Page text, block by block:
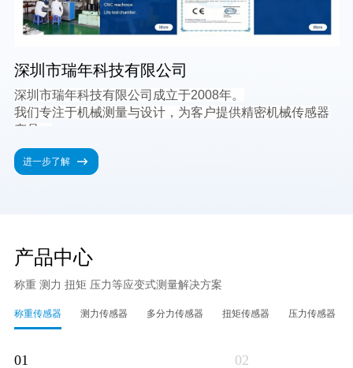
深圳市瑞年科技有限公司
深圳市瑞年科技有限公司成立于2008年。
我们专注于机械测量与设计，为客户提供精密机械传感器
产品。
我们拥有自己的生产基地，拥有从CNC加工、应变片生
产、
ROHS、发明专利等资质。
我们为客户提供 OEM 和 ODM 服务。
我们为客户提供免费的设计协助。
进一步了解
产品中心
称重 测力 扭矩 压力等应变式测量解决方案
称重传感器 测力传感器 多分力传感器 扭矩传感器 压力传感器
01 02